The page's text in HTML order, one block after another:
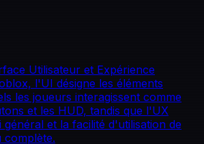
Utilisateur et Expérience
l'UI désigne les éléments
les joueurs interagissent comme
et les HUD, tandis que l'UX
et la facilité d'utilisation de
complète.